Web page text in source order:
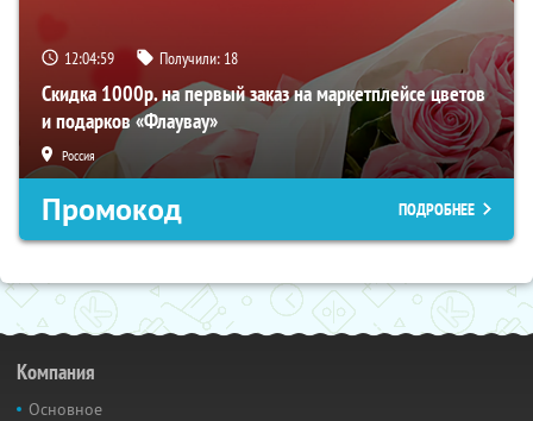
12:04:59 Получили: 18
Скидка 1000р. на первый заказ на маркетплейсе цветов
и подарков «Флаувау»
Россия
Промокод ПОДРОБНЕЕ
Компания
Основное